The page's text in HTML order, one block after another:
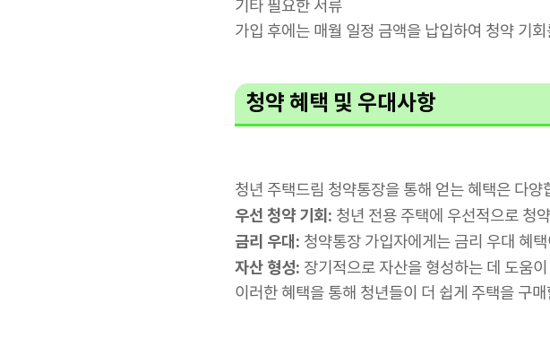
기타 필요한 서류
가입 후에는 매월 일정 금액을 납입하여 청약 기
청약 혜택 및 우대사항
청년 주택드림 청약통장을 통해 얻는 혜택은 다양
우선 청약 기회: 청년 전용 주택에 우선적으로 청
금리 우대: 청약통장 가입자에게는 금리 우대 혜
자산 형성: 장기적으로 자산을 형성하는 데 도움
이러한 혜택을 통해 청년들이 더 쉽게 주택을 구